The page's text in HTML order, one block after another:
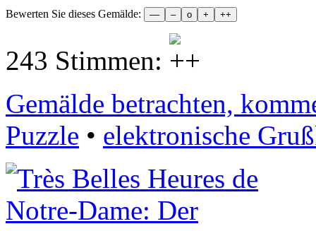
Bewerten Sie dieses Gemälde:
243 Stimmen:
Gemälde betrachten,
Puzzle • elektronische